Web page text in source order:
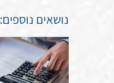
נושאים נוספים: